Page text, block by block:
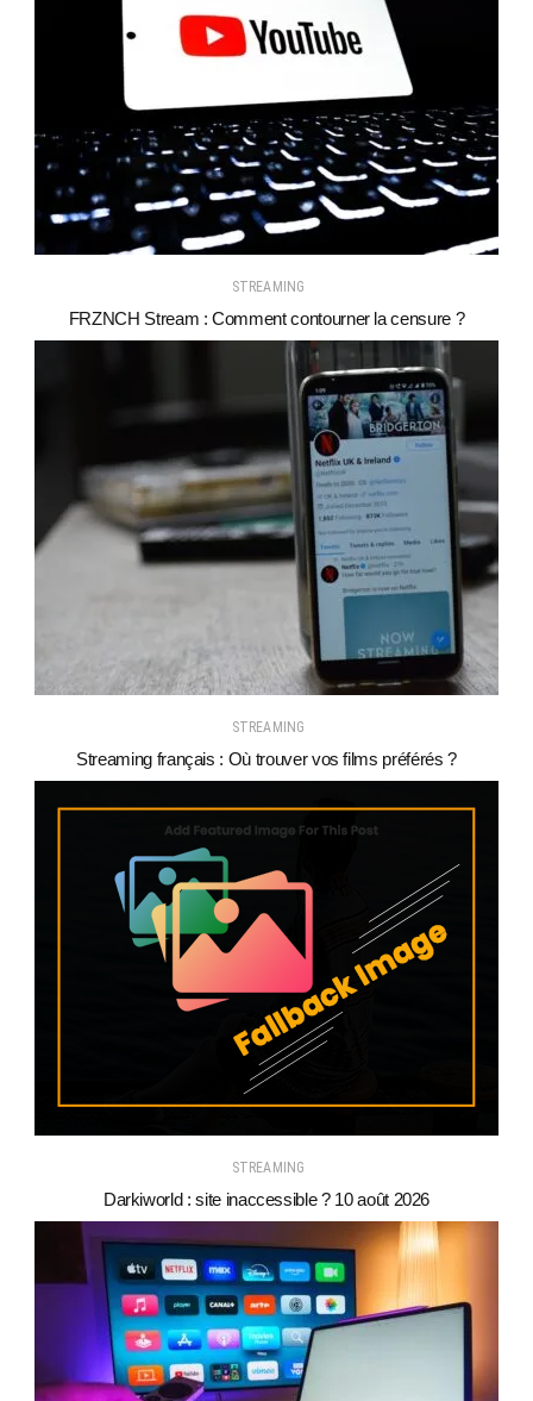
STREAMING
FRZNCH Stream : Comment contourner la censure ?
STREAMING
Streaming français : Où trouver vos films préférés ?
STREAMING
Darkiworld : site inaccessible ? 10 août 2026